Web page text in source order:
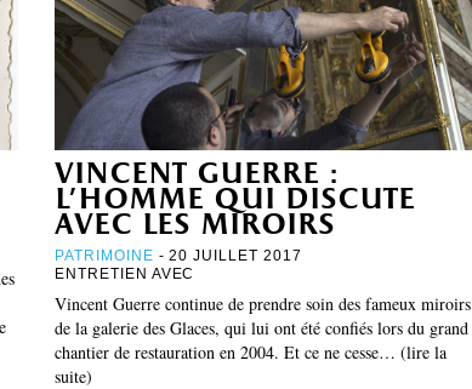
vincent guerre :
l’homme qui discute
avec les miroirs
PATRIMOINE - 20 JUILLET 2017
ENTRETIEN AVEC
Vincent Guerre continue de prendre soin des fameux miroirs
de la galerie des Glaces, qui lui ont été confiés lors du grand
chantier de restauration en 2004. Et ce ne cesse… (lire la
suite)